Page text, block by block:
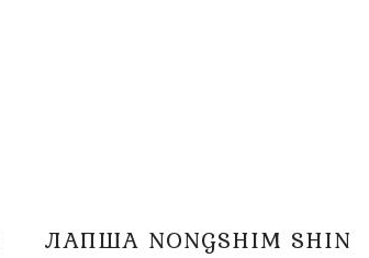
ЛАПША NONGSHIM SHIN